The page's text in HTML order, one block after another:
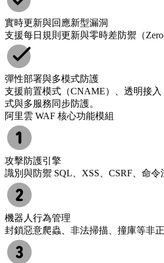
實時更新與回應新型漏洞
支援每日規則更新與零時差防禦（Zero-
彈性部署與多模式防護
支援前置模式（CNAME）、透明接
式與多服務同步防護。
阿里雲 WAF 核心功能模組
攻擊防護引擎
識別與防禦 SQL、XSS、CSRF、命令
機器人行為管理
封鎖惡意爬蟲、非法掃描、撞庫等非正